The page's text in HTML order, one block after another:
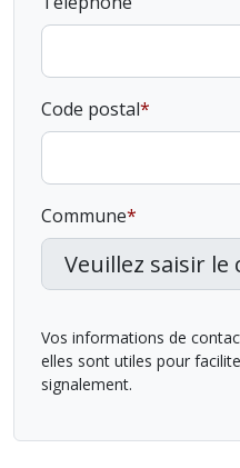
Code postal
Commune
Vos informations de
elles sont utiles pour
signalement.